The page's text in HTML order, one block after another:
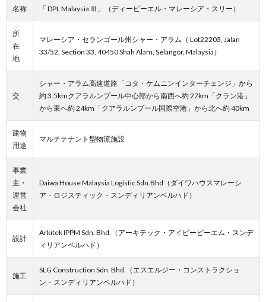
名称 「 DPL Malaysia Ⅲ」（ディーピーエル・マレーシア・スリー）
所
在
地
マレーシア・セランゴール州シャー・アラム（ Lot22203, Jalan
33/52, Section 33, 40450 Shah Alam, Selangor, Malaysia）
交
シャー・アラム高速道路「コタ・ケムニンインターチェンジ」から
約 3.5kmクアラルンプール中心部から南西へ約 27km「クラン港」
から東へ約 24km「クアラルンプール国際空港」から北へ約 40km
建物
用途
マルチテナント型物流施設
事業
主・
運営
会社
Daiwa House Malaysia Logistic Sdn.Bhd（ダイワハウスマレーシ
ア・ロジスティック・スンディリアンベルハド）
設計
Arkitek IPPM Sdn. Bhd.（アーキテック・アイピーピーエム・スンデ
ィリアンベルハド）
施工
SLG Construction Sdn. Bhd.（エスエルジー・コンストラクショ
ン・スンディリアンベルハド）